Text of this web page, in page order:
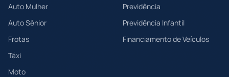
Auto Mulher
Auto Sênior
Frotas
Táxi
Moto
Previdência
Previdência Infantil
Financiamento de Veículos